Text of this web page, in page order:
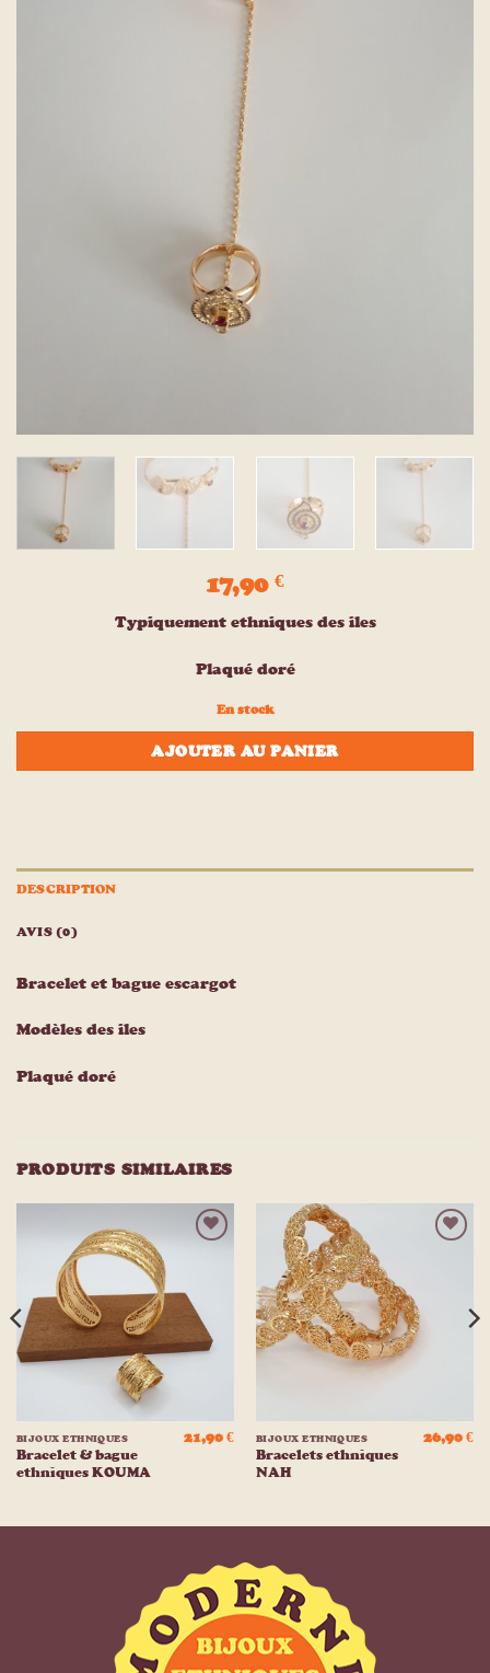
17,90 €
Typiquement ethniques des iles
Plaqué doré
En stock
AJOUTER AU PANIER
DESCRIPTION
AVIS (0)
Bracelet et bague escargot
Modèles des iles
Plaqué doré
PRODUITS SIMILAIRES
d’envies
BIJOUX ETHNIQUES
Bracelet & bague
ethniques KOUMA
21,90€
d’envies
BIJOUX ETHNIQUES
Bracelets ethniques
NAH
26,90€